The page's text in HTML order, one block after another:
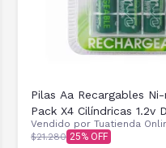
Pilas Aa Recargables
Pack X4 Cilíndricas 1.2v
Vendido por Tuatienda
$21.280 25